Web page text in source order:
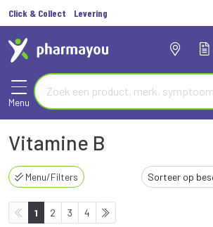
Click & Collect Levering
Menu
Vitamine B
Menu/Filters
1 2 3 4